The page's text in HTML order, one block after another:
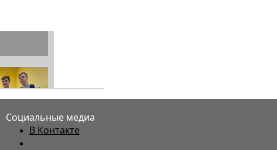
Социальные медиа
В Контакте